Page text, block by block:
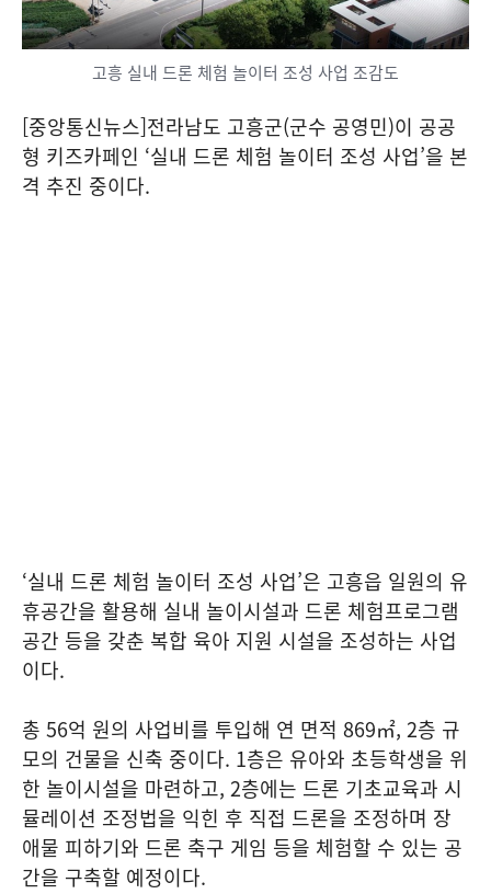
고흥 실내 드론 체험 놀이터 조성 사업 조감도
[중앙통신뉴스]전라남도 고흥군(군수 공영민)이 공공
형 키즈카페인 ‘실내 드론 체험 놀이터 조성 사업’을 본
격 추진 중이다.
‘실내 드론 체험 놀이터 조성 사업’은 고흥읍 일원의 유
휴공간을 활용해 실내 놀이시설과 드론 체험프로그램
공간 등을 갖춘 복합 육아 지원 시설을 조성하는 사업
이다.
총 56억 원의 사업비를 투입해 연 면적 869㎡, 2층 규
모의 건물을 신축 중이다. 1층은 유아와 초등학생을 위
한 놀이시설을 마련하고, 2층에는 드론 기초교육과 시
뮬레이션 조정법을 익힌 후 직접 드론을 조정하며 장
애물 피하기와 드론 축구 게임 등을 체험할 수 있는 공
간을 구축할 예정이다.